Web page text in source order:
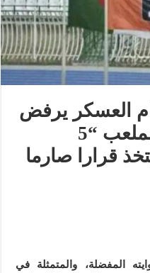
العسكر يرفض
رفع العلم المغربي بملعب “5
قرارا صارما
المفضلة، والمتمثلة في